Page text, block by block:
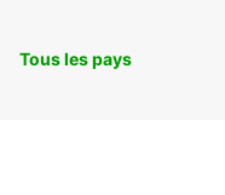
Tous les pays